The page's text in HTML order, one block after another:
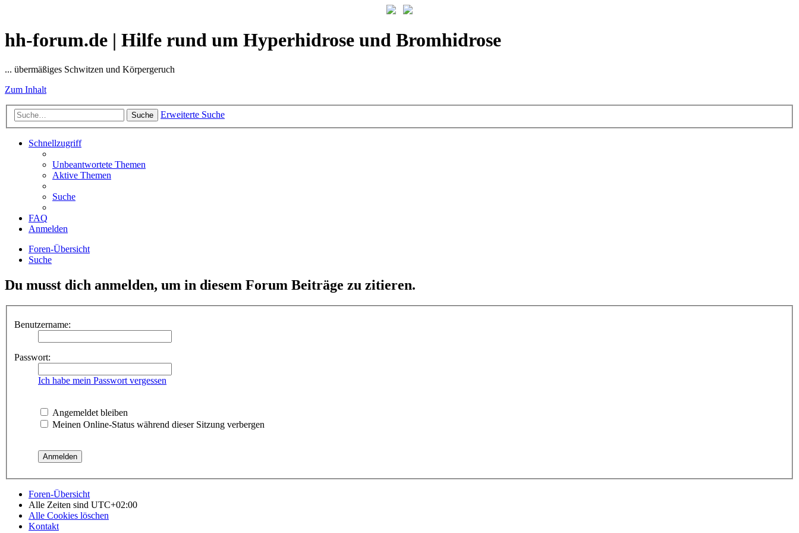
hh-forum.de | Hilfe rund um Hyperhidrose und Bromhidrose
... übermäßiges Schwitzen und Körpergeruch
Zum Inhalt
Suche Erweiterte Suche
Schnellzugriff
Unbeantwortete Themen
Aktive Themen
Suche
FAQ
Anmelden
Foren-Übersicht
Suche
Du musst dich anmelden, um in diesem Forum Beiträge zu zitieren.
Benutzername:
Passwort:
Ich habe mein Passwort vergessen
Angemeldet bleiben
Meinen Online-Status während dieser Sitzung verbergen
Foren-Übersicht
Alle Zeiten sind UTC+02:00
Alle Cookies löschen
Kontakt